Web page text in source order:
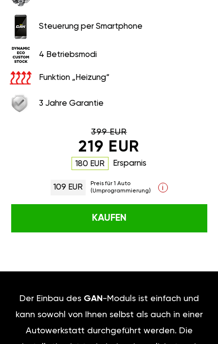
Steuerung per Smartphone
4 Betriebsmodi
Funktion „Heizung“
3 Jahre Garantie
399 EUR
219 EUR
180 EUR Ersparnis
109 EUR
Preis für 1 Auto
(Umprogrammierung)
i
KAUFEN
Der Einbau des GAN -Moduls ist einfach und
kann sowohl von Ihnen selbst als auch in einer
Autowerkstatt durchgeführt werden. Die